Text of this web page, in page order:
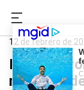
0221.com.ar
12 de febrero de
reservas